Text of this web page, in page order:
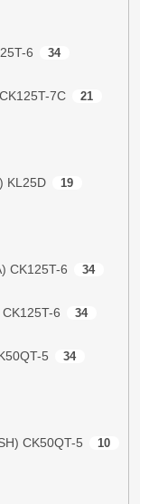
6 34
7C 21
KL25D 19
CK125T-6 34
6 34
5 34
CK50QT-5 10